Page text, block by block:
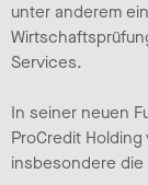
unter anderem
Services.
In seiner neuen
ProCredit
insbesondere